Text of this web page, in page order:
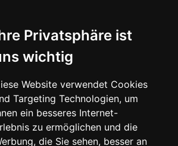
Privatsphäre ist
wichtig
Website verwendet Cookies
Targeting Technologien, um
ein besseres Internet-
zu ermöglichen und die
die Sie sehen, besser an
UV-Druck
Gel-Aufkleber
Träger + Schneiden